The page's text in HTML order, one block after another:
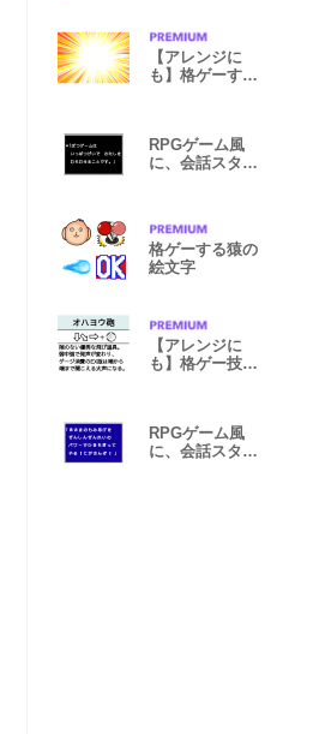
【アレンジに
も】格ゲーする
RPGゲーム風
に、会話スタン
格ゲーする猿の
絵文字
【アレンジに
も】格ゲー技コ
RPGゲーム風
に、会話スタン